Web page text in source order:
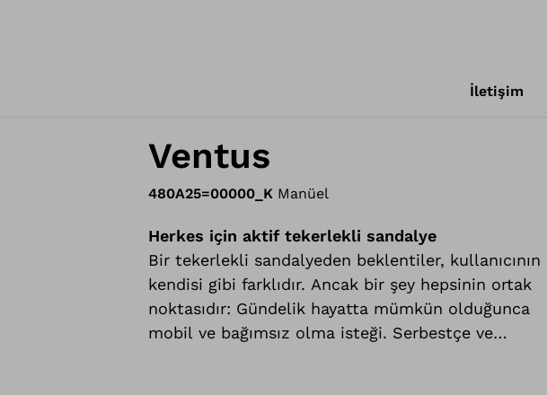
İletişim
Ventus
480A25=00000_K Manüel
Herkes için aktif tekerlekli sandalye
Bir tekerlekli sandalyeden beklentiler, kullanıcının
kendisi gibi farklıdır. Ancak bir şey hepsinin ortak
noktasıdır: Gündelik hayatta mümkün olduğunca
mobil ve bağımsız olma isteği. Serbestçe ve